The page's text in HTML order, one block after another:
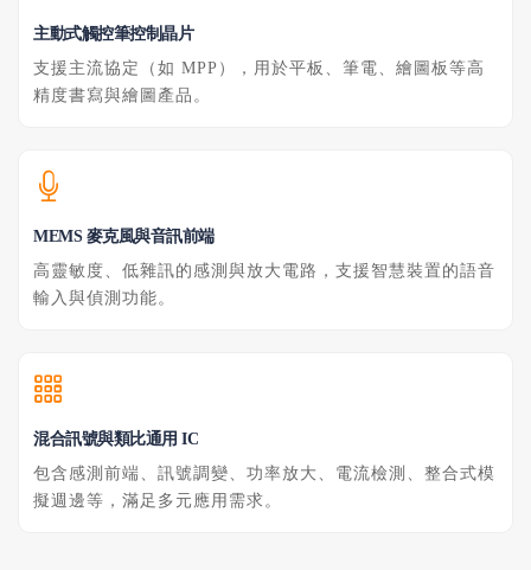
主動式觸控筆控制晶片
支援主流協定（如 MPP），用於平板、筆電、繪圖板等高
精度書寫與繪圖產品。
MEMS 麥克風與音訊前端
高靈敏度、低雜訊的感測與放大電路，支援智慧裝置的語音
輸入與偵測功能。
混合訊號與類比通用 IC
包含感測前端、訊號調變、功率放大、電流檢測、整合式模
擬週邊等，滿足多元應用需求。